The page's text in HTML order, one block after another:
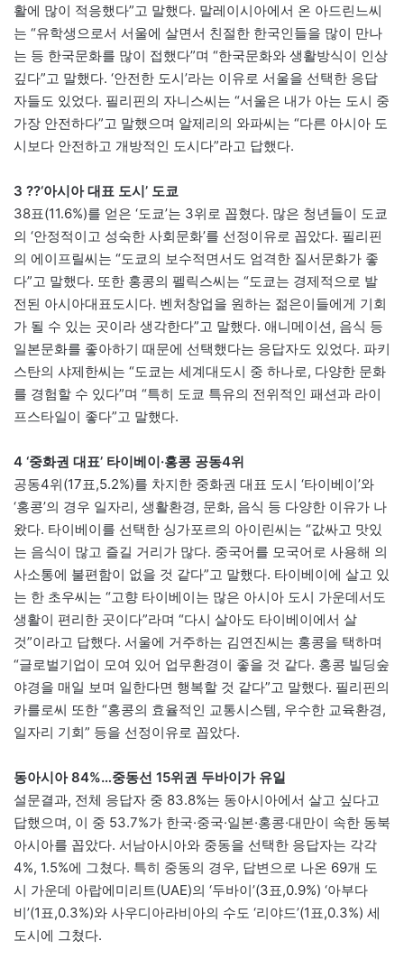
활에 많이 적응했다”고 말했다. 말레이시아에서 온 아드린느씨
는 “유학생으로서 서울에 살면서 친절한 한국인들을 많이 만나
는 등 한국문화를 많이 접했다”며 “한국문화와 생활방식이 인상
깊다”고 말했다. ‘안전한 도시’라는 이유로 서울을 선택한 응답
자들도 있었다. 필리핀의 자니스씨는 “서울은 내가 아는 도시 중
가장 안전하다”고 말했으며 알제리의 와파씨는 “다른 아시아 도
시보다 안전하고 개방적인 도시다”라고 답했다.
3 ??‘아시아 대표 도시’ 도쿄
38표(11.6%)를 얻은 ‘도쿄’는 3위로 꼽혔다. 많은 청년들이 도쿄
의 ‘안정적이고 성숙한 사회문화’를 선정이유로 꼽았다. 필리핀
의 에이프릴씨는 “도쿄의 보수적면서도 엄격한 질서문화가 좋
다”고 말했다. 또한 홍콩의 펠릭스씨는 “도쿄는 경제적으로 발
전된 아시아대표도시다. 벤처창업을 원하는 젊은이들에게 기회
가 될 수 있는 곳이라 생각한다”고 말했다. 애니메이션, 음식 등
일본문화를 좋아하기 때문에 선택했다는 응답자도 있었다. 파키
스탄의 샤제한씨는 “도쿄는 세계대도시 중 하나로, 다양한 문화
를 경험할 수 있다”며 “특히 도쿄 특유의 전위적인 패션과 라이
프스타일이 좋다”고 말했다.
4 ‘중화권 대표’ 타이베이·홍콩 공동4위
공동4위(17표,5.2%)를 차지한 중화권 대표 도시 ‘타이베이’와
‘홍콩’의 경우 일자리, 생활환경, 문화, 음식 등 다양한 이유가 나
왔다. 타이베이를 선택한 싱가포르의 아이린씨는 “값싸고 맛있
는 음식이 많고 즐길 거리가 많다. 중국어를 모국어로 사용해 의
사소통에 불편함이 없을 것 같다”고 말했다. 타이베이에 살고 있
는 한 초우씨는 “고향 타이베이는 많은 아시아 도시 가운데서도
생활이 편리한 곳이다”라며 “다시 살아도 타이베이에서 살
것”이라고 답했다. 서울에 거주하는 김연진씨는 홍콩을 택하며
“글로벌기업이 모여 있어 업무환경이 좋을 것 같다. 홍콩 빌딩숲
야경을 매일 보며 일한다면 행복할 것 같다”고 말했다. 필리핀의
카를로씨 또한 “홍콩의 효율적인 교통시스템, 우수한 교육환경,
일자리 기회” 등을 선정이유로 꼽았다.
동아시아 84%…중동선 15위권 두바이가 유일
설문결과, 전체 응답자 중 83.8%는 동아시아에서 살고 싶다고
답했으며, 이 중 53.7%가 한국·중국·일본·홍콩·대만이 속한 동북
아시아를 꼽았다. 서남아시아와 중동을 선택한 응답자는 각각
4%, 1.5%에 그쳤다. 특히 중동의 경우, 답변으로 나온 69개 도
시 가운데 아랍에미리트(UAE)의 ‘두바이’(3표,0.9%) ‘아부다
비’(1표,0.3%)와 사우디아라비아의 수도 ‘리야드’(1표,0.3%) 세
도시에 그쳤다.